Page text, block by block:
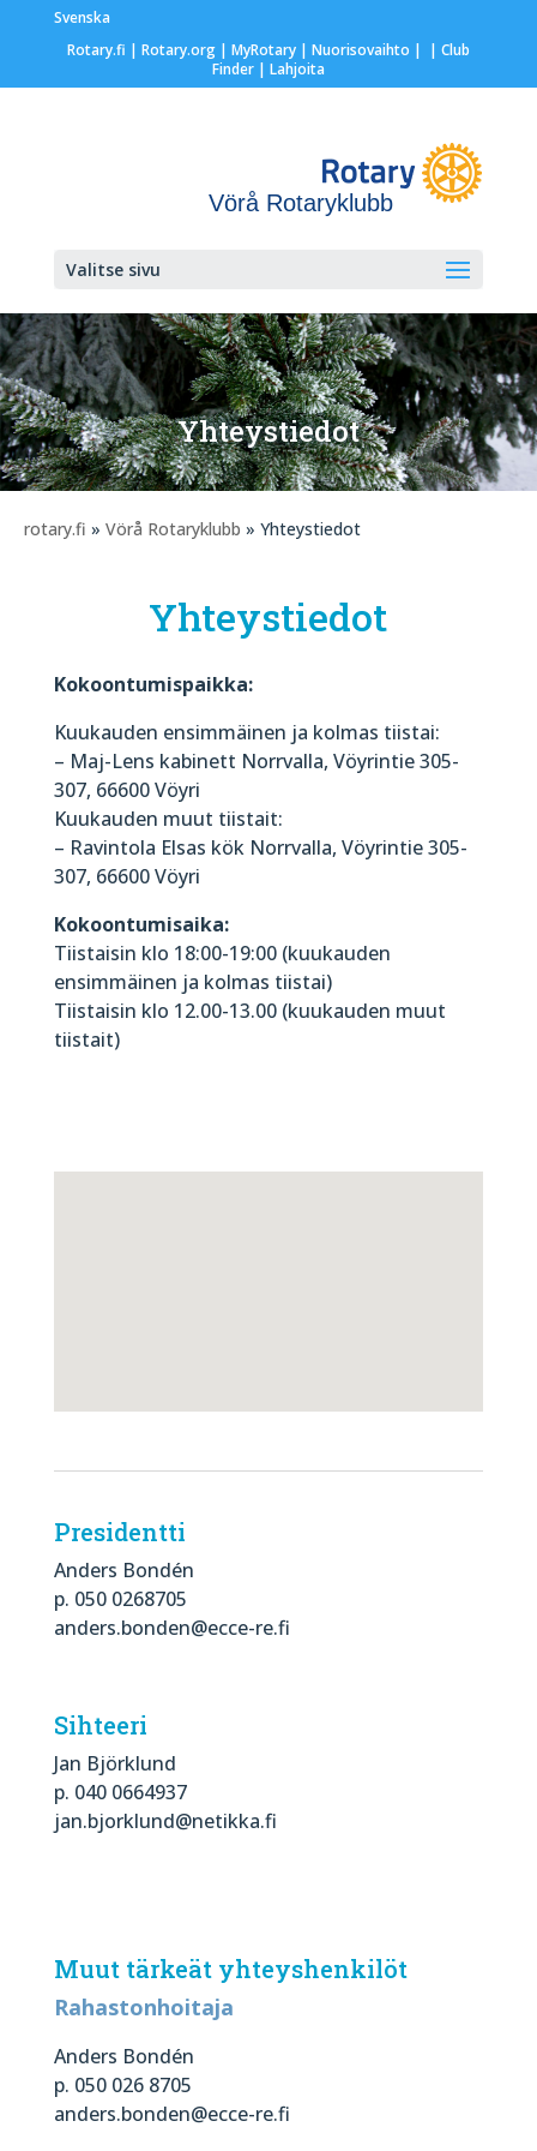
Svenska
Rotary.fi | Rotary.org| MyRotary | Nuorisovaihto | | Club
Finder| Lahjoita
Vörå Rotaryklubb
Valitse sivu
Yhteystiedot
rotary.fi » Vörå Rotaryklubb » Yhteystiedot
Yhteystiedot
Kokoontumispaikka:
Kuukauden ensimmäinen ja kolmas tiistai:
– Maj-Lens kabinett Norrvalla, Vöyrintie 305-
307, 66600 Vöyri
Kuukauden muut tiistait:
– Ravintola Elsas kök Norrvalla, Vöyrintie 305-
307, 66600 Vöyri
Kokoontumisaika:
Tiistaisin klo 18:00-19:00 (kuukauden
ensimmäinen ja kolmas tiistai)
Tiistaisin klo 12.00-13.00 (kuukauden muut
tiistait)
Presidentti
Anders Bondén
p. 050 0268705
anders.bonden@ecce-re.fi
Sihteeri
Jan Björklund
p. 040 0664937
jan.bjorklund@netikka.fi
Muut tärkeät yhteyshenkilöt
Rahastonhoitaja
Anders Bondén
p. 050 026 8705
anders.bonden@ecce-re.fi